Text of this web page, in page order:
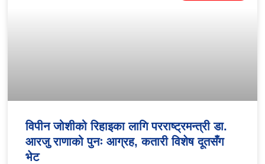
विपीन जोशीको रिहाइका लागि परराष्ट्रमन्त्री डा.
आरजु राणाको पुनः आग्रह, कतारी विशेष दूतसँग
भेट